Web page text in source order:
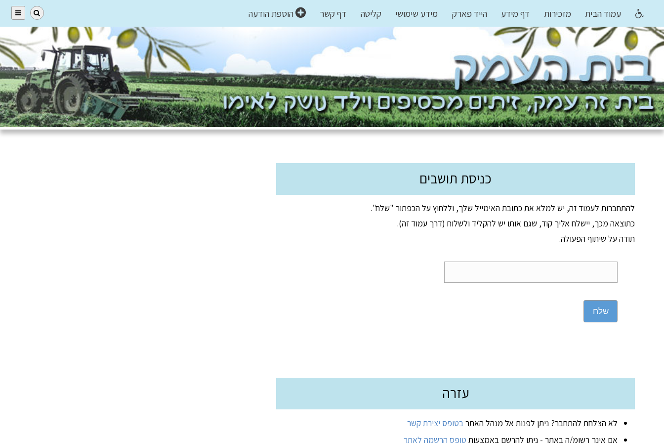
עמוד הבית מזכירות דף מידע הייד פארק מידע שימושי קליטה דף קשר הוספת הודעה
כניסת תושבים
להתחברות לעמוד זה, יש למלא את כתובת האימייל שלך, וללחוץ על הכפתור "שלח".
כתוצאה מכך, יישלח אליך קוד, שגם אותו יש להקליד ולשלוח (דרך עמוד זה).
תודה על שיתוף הפעולה.
שלח
עזרה
לא הצלחת להתחבר? ניתן לפנות אל מנהל האתרבטופס יצירת קשר
אם אינך רשומ/ה באתר - ניתן להרשם באמצעות טופס הרשמה לאתר